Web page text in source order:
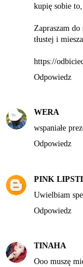
kupię sobie
Zapraszam
tłustej i
https://
Odpowiedz
WERA
wspaniałe
Odpowiedz
PINK
Uwielbiam
Odpowiedz
TINAHA
Ooo muszę